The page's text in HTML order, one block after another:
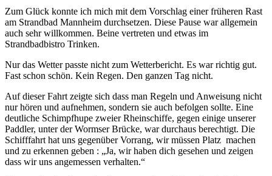
Zum Glück konnte ich mich mit dem Vorschlag einer früheren Rast
am Strandbad Mannheim durchsetzen. Diese Pause war allgemein
auch sehr willkommen. Beine vertreten und etwas im
Strandbadbistro Trinken.
Nur das Wetter passte nicht zum Wetterbericht. Es war richtig gut.
Fast schon schön. Kein Regen. Den ganzen Tag nicht.
Auf dieser Fahrt zeigte sich dass man Regeln und Anweisung nicht
nur hören und aufnehmen, sondern sie auch befolgen sollte. Eine
deutliche Schimpfhupe zweier Rheinschiffe, gegen einige unserer
Paddler, unter der Wormser Brücke, war durchaus berechtigt. Die
Schifffahrt hat uns gegenüber Vorrang, wir müssen Platz machen
und zu erkennen geben : „Ja, wir haben dich gesehen und zeigen
dass wir uns angemessen verhalten.“